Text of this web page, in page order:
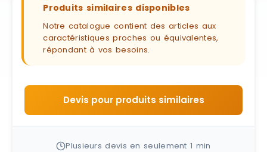
Produits similaires disponibles
Notre catalogue contient des articles aux
caractéristiques proches ou équivalentes,
répondant à vos besoins.
Devis pour produits similaires
Plusieurs devis en seulement 1 min